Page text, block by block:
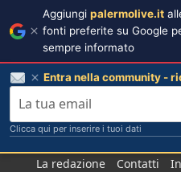
La redazione Contatti
Aggiungi palermolive.it
fonti preferite su Google
sempre informato
Entra nella community -
Clicca qui per inserire i tuoi dati